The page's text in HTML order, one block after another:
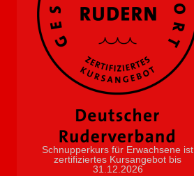
Schnupperkurs für Erwachsene ist
zertifiziertes Kursangebot bis
31.12.2026